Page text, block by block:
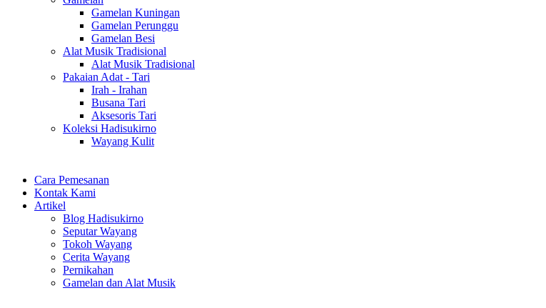
Gamelan Kuningan
Gamelan Perunggu
Gamelan Besi
Alat Musik Tradisional
Alat Musik Tradisional
Pakaian Adat - Tari
Irah - Irahan
Busana Tari
Aksesoris Tari
Koleksi Hadisukirno
Wayang Kulit
Cara Pemesanan
Kontak Kami
Artikel
Blog Hadisukirno
Seputar Wayang
Tokoh Wayang
Cerita Wayang
Pernikahan
Gamelan dan Alat Musik